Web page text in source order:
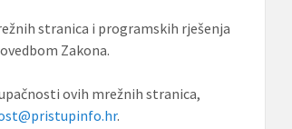
stranica i programskih rješenja
Zakona.
ovih mrežnih stranica,
.